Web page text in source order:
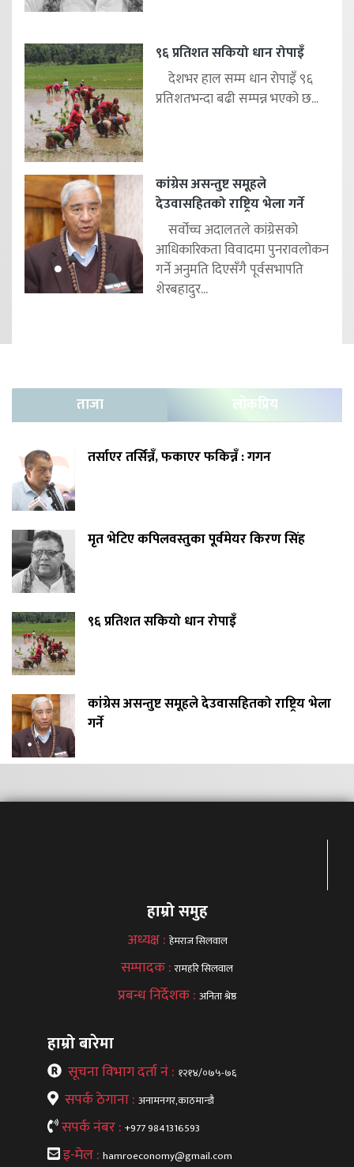
९६ प्रतिशत सकियो धान रोपाइँ
देशभर हाल सम्म धान रोपाइँ ९६
प्रतिशतभन्दा बढी सम्पन्न भएको छ...
कांग्रेस असन्तुष्ट समूहले
देउवासहितको राष्ट्रिय भेला गर्ने
सर्वोच्च अदालतले कांग्रेसको
आधिकारिकता विवादमा पुनरावलोकन
गर्ने अनुमति दिएसँगै पूर्वसभापति
शेरबहादुर...
ताजा लोकप्रिय
तर्साएर तर्सिन्नँ, फकाएर फकिन्नँ : गगन
मृत भेटिए कपिलवस्तुका पूर्वमेयर किरण सिंह
९६ प्रतिशत सकियो धान रोपाइँ
कांग्रेस असन्तुष्ट समूहले देउवासहितको राष्ट्रिय भेला
गर्ने
हाम्रो समुह
अध्यक्ष : हेमराज सिलवाल
सम्पादक :रामहरि सिलवाल
प्रबन्ध निर्देशक : अनिता श्रेष्ठ
हाम्रो बारेमा
सूचना विभाग दर्ता नं : १२१४/०७५-७६
सपर्क ठेगाना : अनामनगर,काठमान्डौ
सपर्क नंबर : +977 9841316593
इ-मेल : hamroeconomy@gmail.com